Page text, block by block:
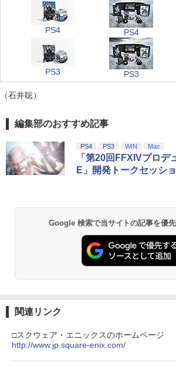
PS4 PS4
PS3 PS3
（石井聡）
編集部のおすすめ記事
PS4 PS3 WIN Mac
「第20回FFXIVプロデ
E」開発トークセッシ
Google 検索で当サイトの記事を優
関連リンク
□スクウェア・エニックスのホームページ
http://www.jp.square-enix.com/